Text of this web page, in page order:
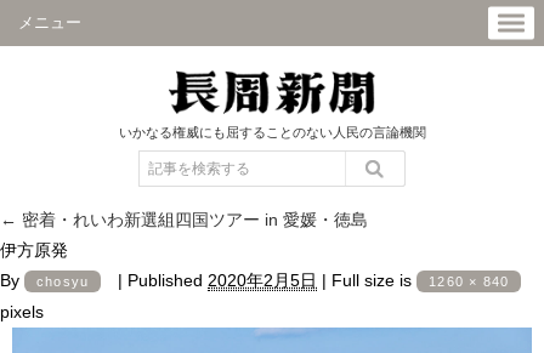
メニュー
いかなる権威にも屈することのない人民の言論機関
← 密着・れいわ新選組四国ツアー in 愛媛・徳島
伊方原発
By
chosyu | Published 2020年2月5日 | Full size is 1260 × 840
pixels